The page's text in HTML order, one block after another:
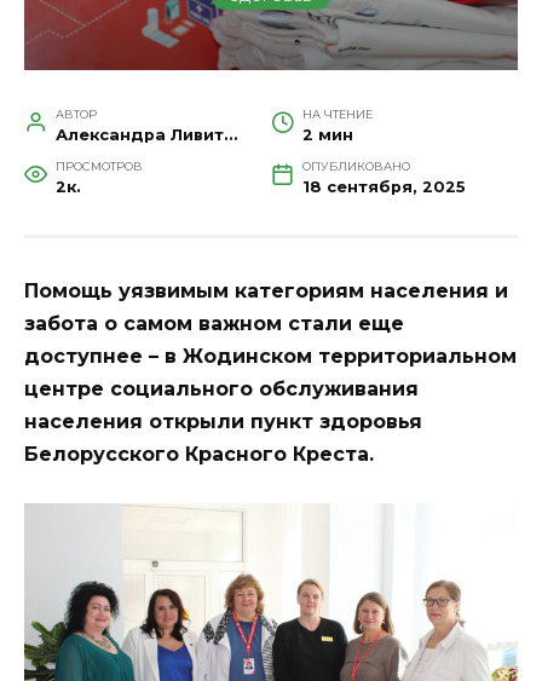
АВТОР
Александра Ливитина
НА ЧТЕНИЕ
2 мин
ПРОСМОТРОВ
2к.
ОПУБЛИКОВАНО
18 сентября, 2025
Помощь уязвимым категориям населения и
забота о самом важном стали еще
доступнее – в Жодинском территориальном
центре социального обслуживания
населения открыли пункт здоровья
Белорусского Красного Креста.